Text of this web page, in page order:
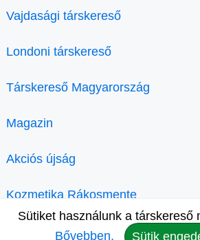
Vajdasági társkereső
Londoni társkereső
Társkereső Magyarország
Magazin
Akciós újság
Kozmetika Rákosmente
Sütiket használunk a társkereső
Bővebben.
Sütik